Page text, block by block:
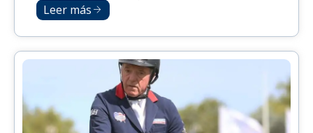
Leer más